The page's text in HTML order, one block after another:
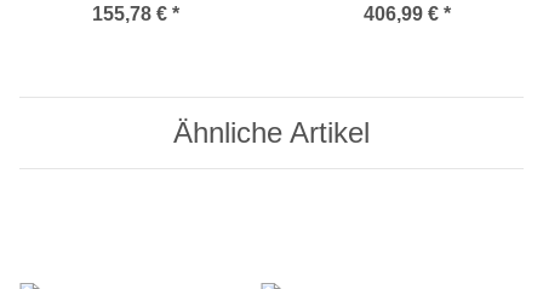
155,78 € * 406,99 € *
Ähnliche Artikel